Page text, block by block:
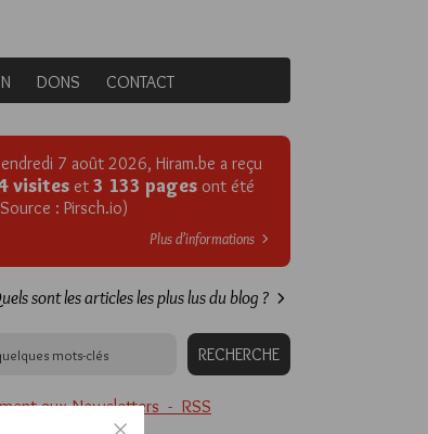
DONS CONTACT
7 août 2026, Hiram.be a reçu
visites et 3 133 pages ont été
: Pirsch.io)
Plus d’informations
sont les articles les plus lus du blog ?
aux Newsletters - RSS